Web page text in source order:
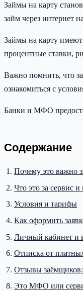
Займы на карту
займ через интернет
Займы на карту
процентные ставки,
Важно помнить, что
ознакомиться с
Банки и МФО
Содержание
Почему это важно
Что это за сервис и
Условия и тарифы
Как оформить
Личный кабинет и
Отписка от
Отзывы
Это МФО или